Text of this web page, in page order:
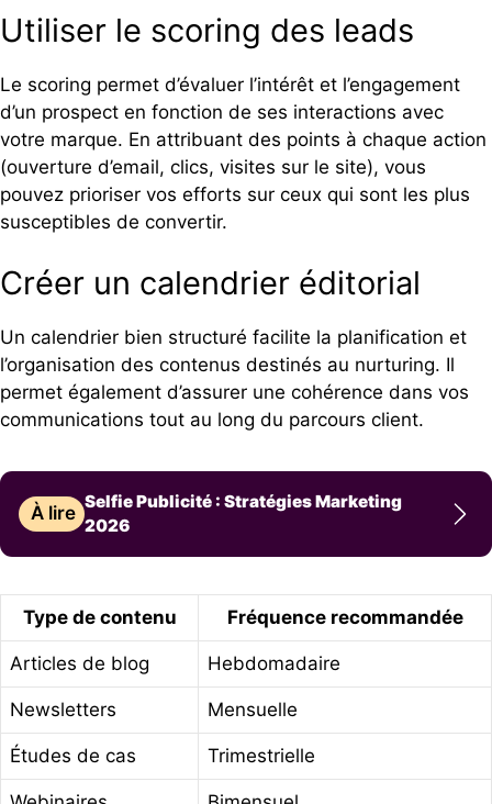
Utiliser le scoring des leads
Le scoring permet d’évaluer l’intérêt et l’engagement
d’un prospect en fonction de ses interactions avec
votre marque. En attribuant des points à chaque action
(ouverture d’email, clics, visites sur le site), vous
pouvez prioriser vos efforts sur ceux qui sont les plus
susceptibles de convertir.
Créer un calendrier éditorial
Un calendrier bien structuré facilite la planification et
l’organisation des contenus destinés au nurturing. Il
permet également d’assurer une cohérence dans vos
communications tout au long du parcours client.
À lire
Selfie Publicité : Stratégies Marketing
2026
Type de contenu Fréquence recommandée
Articles de blog Hebdomadaire
Newsletters Mensuelle
Études de cas Trimestrielle